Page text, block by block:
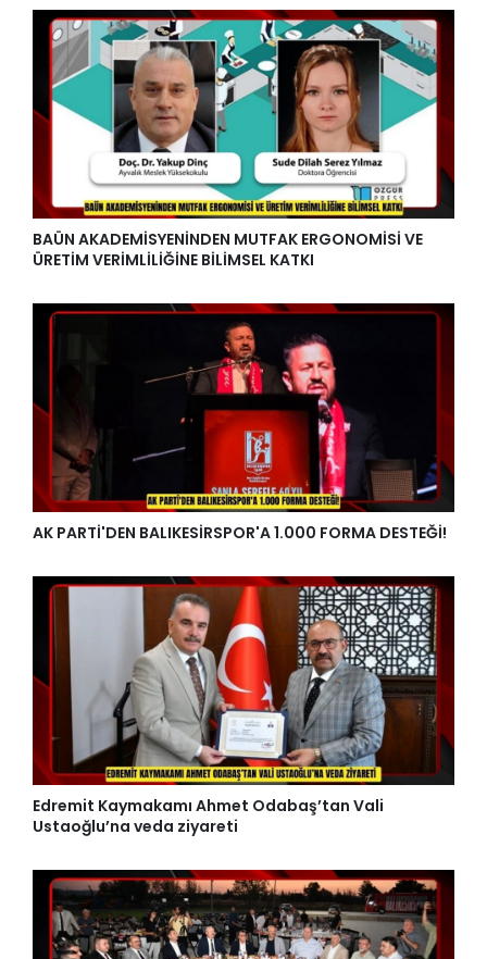
BAÜN AKADEMİSYENİNDEN MUTFAK ERGONOMİSİ VE
ÜRETİM VERİMLİLİĞİNE BİLİMSEL KATKI
AK PARTİ'DEN BALIKESİRSPOR'A 1.000 FORMA DESTEĞİ!
Edremit Kaymakamı Ahmet Odabaş’tan Vali
Ustaoğlu’na veda ziyareti